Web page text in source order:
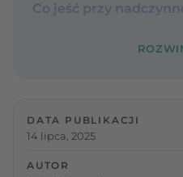
DATA PUBLIKACJI
14 lipca, 2025
AUTOR